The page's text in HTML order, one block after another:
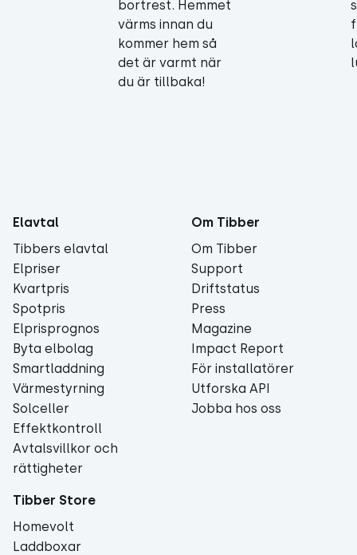
bortrest. Hemmet
värms innan du
kommer hem så
det är varmt när
du är tillbaka!
Elavtal
Tibbers elavtal
Elpriser
Kvartpris
Spotpris
Elprisprognos
Byta elbolag
Smartladdning
Värmestyrning
Solceller
Effektkontroll
Avtalsvillkor och
rättigheter
Om Tibber
Om Tibber
Support
Driftstatus
Press
Magazine
Impact Report
För installatörer
Utforska API
Jobba hos oss
Tibber Store
Homevolt
Laddboxar